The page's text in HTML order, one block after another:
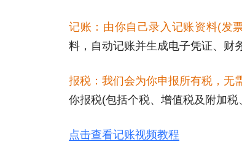
记账：由你自己录入记账资料(发
料，自动记账并生成电子凭证、财
报税：我们会为你申报所有税，无
你报税(包括个税、增值税及附加税
点击查看记账视频教程